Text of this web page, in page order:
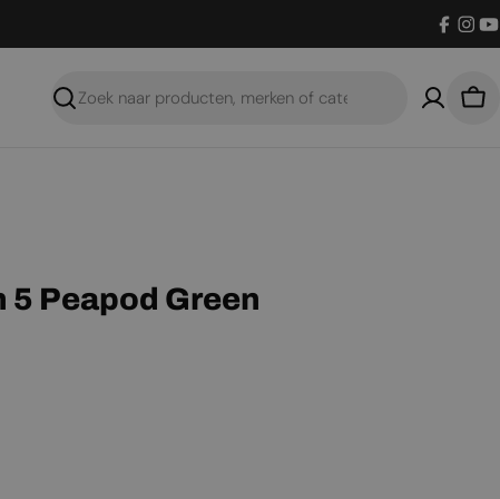
Zoeken
Peapod Green